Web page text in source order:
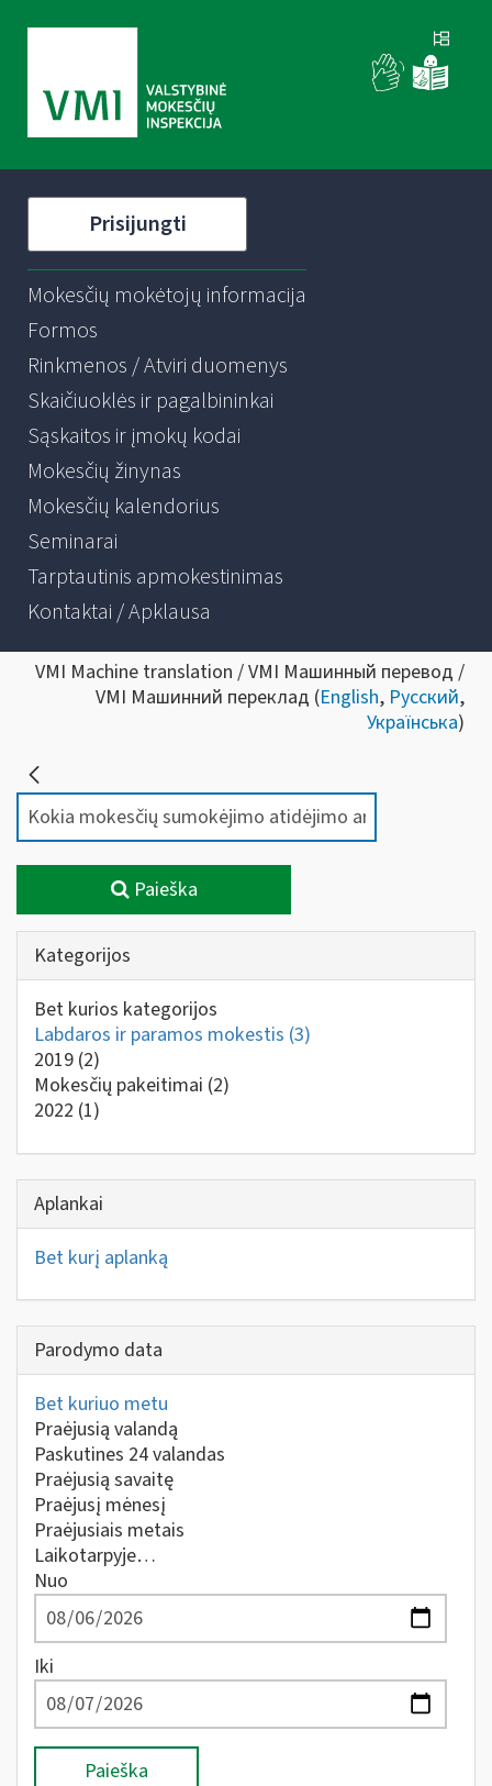
Prisijungti
Mokesčių mokėtojų informacija
Formos
Rinkmenos / Atviri duomenys
Skaičiuoklės ir pagalbininkai
Sąskaitos ir įmokų kodai
Mokesčių žinynas
Mokesčių kalendorius
Seminarai
Tarptautinis apmokestinimas
Kontaktai / Apklausa
VMI Machine translation / VMI Машинный перевод /
VMI Машинний переклад (English, Русский,
Українська)
Paieška
Kategorijos
Bet kurios kategorijos
Labdaros ir paramos mokestis (3)
2019 (2)
Mokesčių pakeitimai (2)
2022 (1)
Aplankai
Bet kurį aplanką
Parodymo data
Bet kuriuo metu
Praėjusią valandą
Paskutines 24 valandas
Praėjusią savaitę
Praėjusį mėnesį
Praėjusiais metais
Laikotarpyje…
Nuo
Iki
Paieška